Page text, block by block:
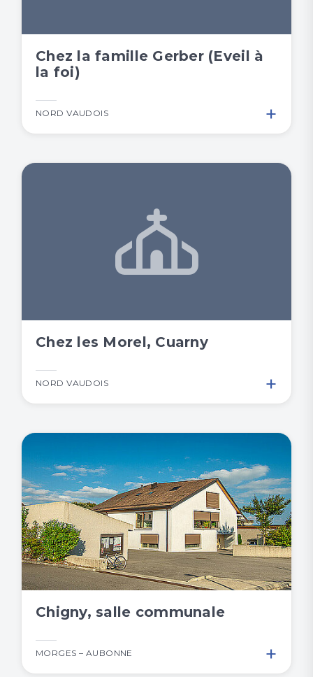
Chez la famille Gerber (Eveil à
la foi)
NORD VAUDOIS +
Chez les Morel, Cuarny
NORD VAUDOIS +
Chigny, salle communale
MORGES – AUBONNE +